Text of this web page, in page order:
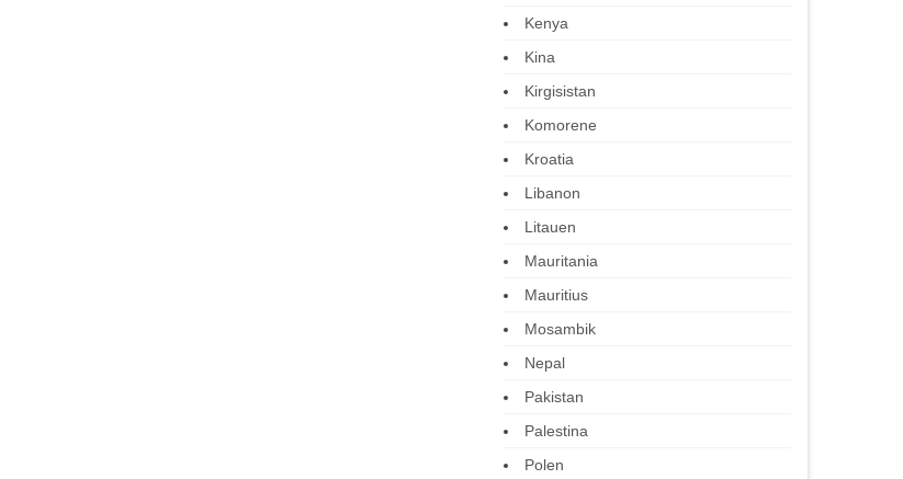
Kenya
Kina
Kirgisistan
Komorene
Kroatia
Libanon
Litauen
Mauritania
Mauritius
Mosambik
Nepal
Pakistan
Palestina
Polen